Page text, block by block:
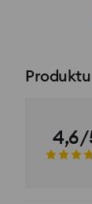
4,6/